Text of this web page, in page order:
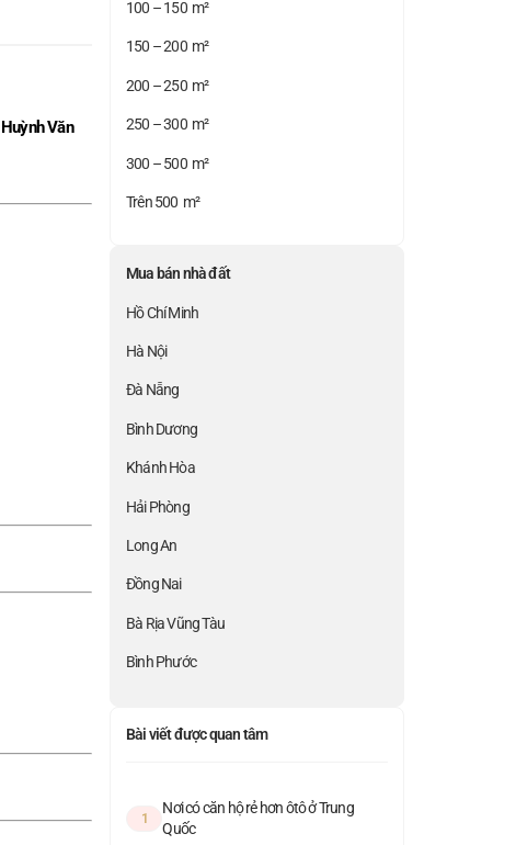
Huỳnh Văn
100 – 150 m²
150 – 200 m²
200 – 250 m²
250 – 300 m²
300 – 500 m²
Trên 500 m²
Mua bán nhà đất
Hồ Chí Minh
Hà Nội
Đà Nẵng
Bình Dương
Khánh Hòa
Hải Phòng
Long An
Đồng Nai
Bà Rịa Vũng Tàu
Bình Phước
Bài viết được quan tâm
1
Nơi có căn hộ rẻ hơn ôtô ở Trung
Quốc